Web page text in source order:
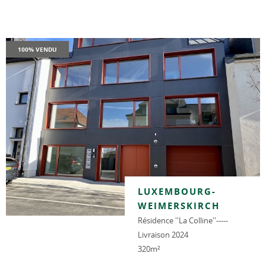
100% VENDU
LUXEMBOURG-
WEIMERSKIRCH
Résidence ''La Colline''-----
Livraison 2024
320m²